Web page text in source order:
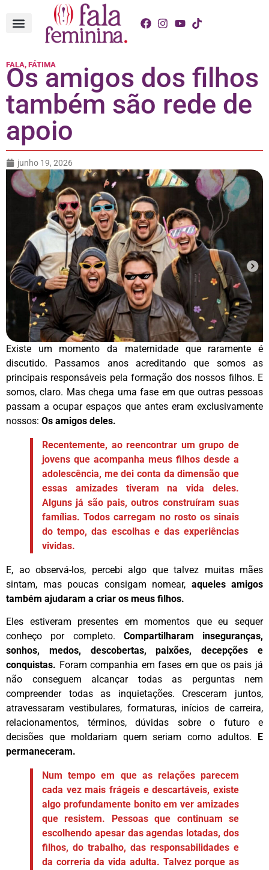
FALA, FÁTIMA
Os amigos dos filhos
também são rede de
apoio
junho 19, 2026
Existe um momento da maternidade que raramente é
discutido. Passamos anos acreditando que somos as
principais responsáveis pela formação dos nossos filhos. E
somos, claro. Mas chega uma fase em que outras pessoas
passam a ocupar espaços que antes eram exclusivamente
nossos: Os amigos deles.
Recentemente, ao reencontrar um grupo de
jovens que acompanha meus filhos desde a
adolescência, me dei conta da dimensão que
essas amizades tiveram na vida deles.
Alguns já são pais, outros construíram suas
famílias. Todos carregam no rosto os sinais
do tempo, das escolhas e das experiências
vividas.
E, ao observá-los, percebi algo que talvez muitas mães
sintam, mas poucas consigam nomear, aqueles amigos
também ajudaram a criar os meus filhos.
Eles estiveram presentes em momentos que eu sequer
conheço por completo. Compartilharam inseguranças,
sonhos, medos, descobertas, paixões, decepções e
conquistas. Foram companhia em fases em que os pais já
não conseguem alcançar todas as perguntas nem
compreender todas as inquietações. Cresceram juntos,
atravessaram vestibulares, formaturas, inícios de carreira,
relacionamentos, términos, dúvidas sobre o futuro e
decisões que moldariam quem seriam como adultos.
E
permaneceram.
Num tempo em que as relações parecem
cada vez mais frágeis e descartáveis, existe
algo profundamente bonito em ver amizades
que resistem. Pessoas que continuam se
escolhendo apesar das agendas lotadas, dos
filhos, do trabalho, das responsabilidades e
da correria da vida adulta. Talvez porque as